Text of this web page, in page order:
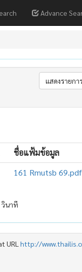
Advance
ชื่อแฟ้มข้อมูล
161 Rmutsb 69.pdf
วินาที
URL http://